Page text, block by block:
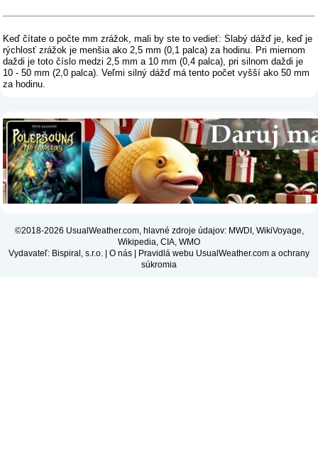
Keď čítate o počte mm zrážok, mali by ste to vedieť: Slabý dážď je, keď je
rýchlosť zrážok je menšia ako 2,5 mm (0,1 palca) za hodinu. Pri miernom
daždi je toto číslo medzi 2,5 mm a 10 mm (0,4 palca), pri silnom daždi je
10 - 50 mm (2,0 palca). Veľmi silný dážď má tento počet vyšší ako 50 mm
za hodinu.
©2018-2026 UsualWeather.com, hlavné zdroje údajov: MWDI, WikiVoyage,
Wikipedia, CIA, WMO
Vydavateľ: Bispiral, s.r.o. | O nás | Pravidlá webu UsualWeather.com a ochrany
súkromia